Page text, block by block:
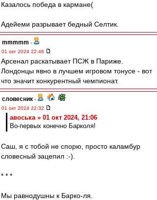
Казалось победа в кармане(
Адейеми разрывает бедный Селтик.
mmmmm -
01 окт 2024 22:46
Арсенал раскатывает ПСЖ в Париже.
Лондонцы явно в лучшем игровом тонусе - вот
что значит конкурентный чемпионат.
словесник -
01 окт 2024 22:32
авоська » 01 окт 2024, 21:06
Во-первых конечно Барколя!
Саш, я с тобой не спорю, просто каламбур
словесный зацепил :-).
* * *
Мы равнодушны к Барко-ля.